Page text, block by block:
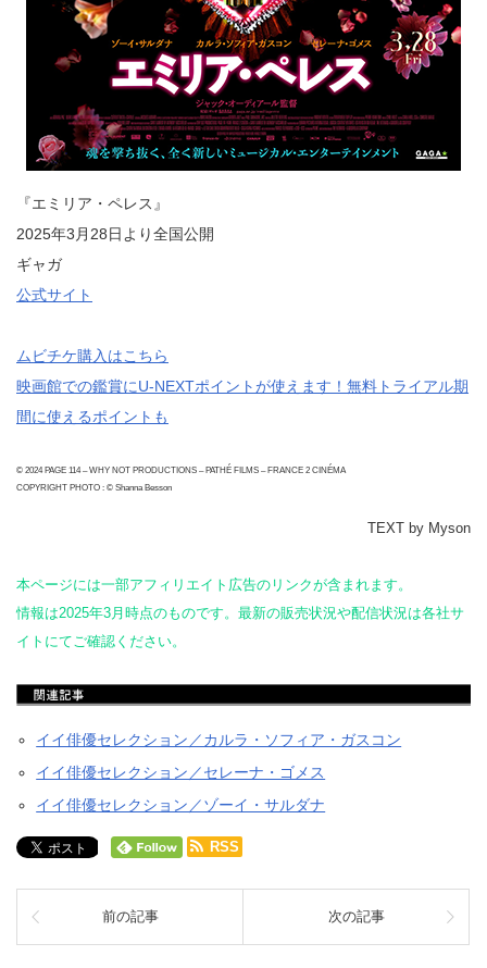
『エミリア・ペレス』
2025年3月28日より全国公開
ギャガ
公式サイト
ムビチケ購入はこちら
映画館での鑑賞にU-NEXTポイントが使えます！無料トライアル期
間に使えるポイントも
© 2024 PAGE 114 – WHY NOT PRODUCTIONS – PATHÉ FILMS – FRANCE 2 CINÉMA
COPYRIGHT PHOTO : © Shanna Besson
TEXT by Myson
本ページには一部アフィリエイト広告のリンクが含まれます。
情報は2025年3月時点のものです。最新の販売状況や配信状況は各社サ
イトにてご確認ください。
イイ俳優セレクション／カルラ・ソフィア・ガスコン
イイ俳優セレクション／セレーナ・ゴメス
イイ俳優セレクション／ゾーイ・サルダナ
RSS
前の記事 次の記事